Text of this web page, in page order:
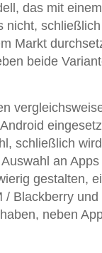
das mit
nicht,
Markt
beide
schließlich
an
gestalten,
/ Blackberry
neben